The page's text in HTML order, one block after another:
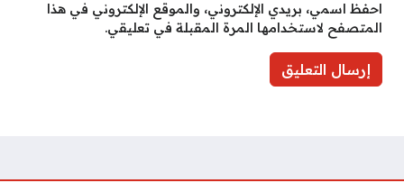
احفظ اسمي، بريدي الإلكتروني، والموقع الإلكتروني في هذا
المتصفح لاستخدامها المرة المقبلة في تعليقي.